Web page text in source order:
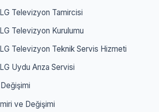
Televizyon Tamircisi
Televizyon Kurulumu
LG Televizyon Teknik Servis Hizmeti
Uydu Arıza Servisi
ve Değişimi